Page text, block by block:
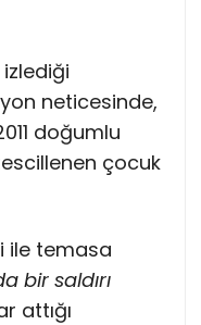
izlediği
neticesinde,
doğumlu
çocuk
ile temasa
bir saldırı
attığı